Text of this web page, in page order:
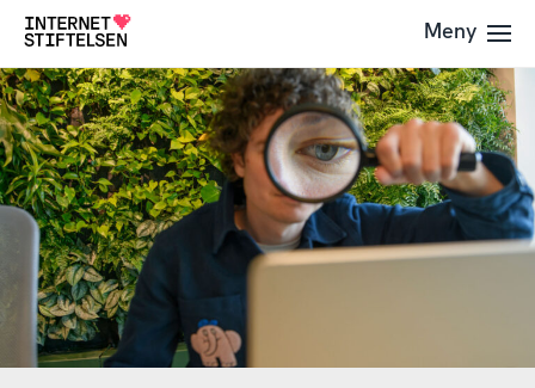
Till
navigering
Till
innehåll
Till
startsida
Meny